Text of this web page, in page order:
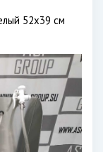
52x39 см